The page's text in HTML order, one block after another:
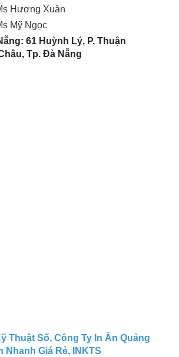
Hương Xuân
Mỹ Ngọc
61 Huỳnh Lý, P. Thuận
Tp. Đà Nẵng
Thuật Số, Công Ty In Ấn Quảng
Nhanh Giá Rẻ, INKTS